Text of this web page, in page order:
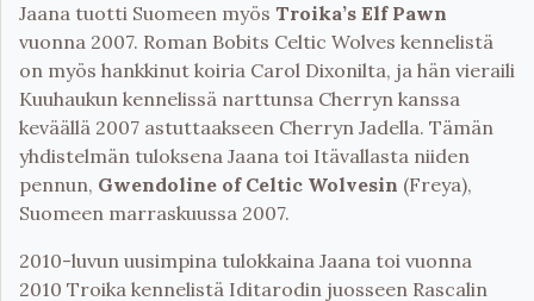
Jaana tuotti Suomeen myös Troika’s Elf Pawn
vuonna 2007. Roman Bobits Celtic Wolves kennelistä
on myös hankkinut koiria Carol Dixonilta, ja hän vieraili
Kuuhaukun kennelissä narttunsa Cherryn kanssa
keväällä 2007 astuttaakseen Cherryn Jadella. Tämän
yhdistelmän tuloksena Jaana toi Itävallasta niiden
pennun, Gwendoline of Celtic Wolvesin (Freya),
Suomeen marraskuussa 2007.
2010-luvun uusimpina tulokkaina Jaana toi vuonna
2010 Troika kennelistä Iditarodin juosseen Rascalin